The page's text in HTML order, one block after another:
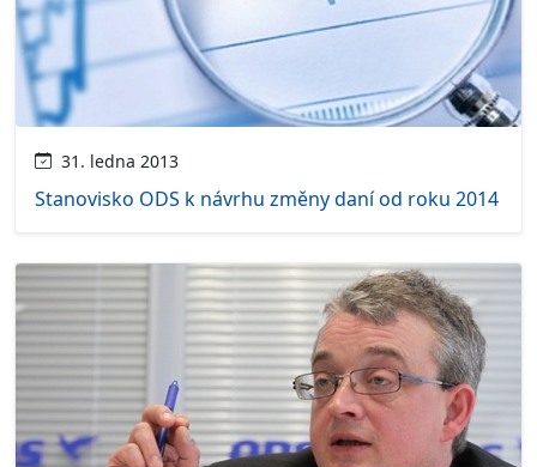
31. ledna 2013
Stanovisko ODS k návrhu změny daní od roku 2014